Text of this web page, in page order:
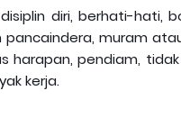
diri, berhati-hati,
muram
harapan, pendiam,
kerja.